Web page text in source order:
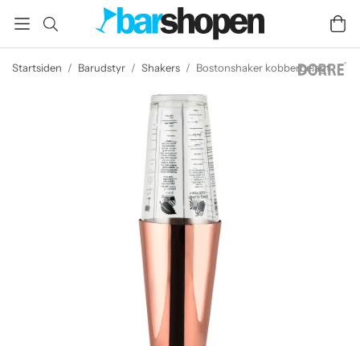
Startsiden / Barudstyr / Shakers / Bostonshaker kobberbelagt